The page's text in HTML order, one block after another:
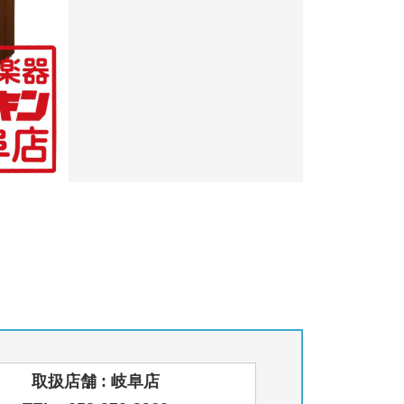
取扱店舗 : 岐阜店